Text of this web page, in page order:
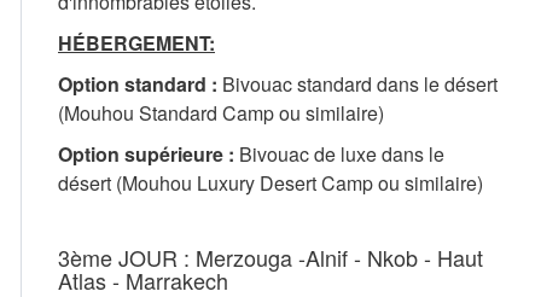
HÉBERGEMENT:
Option standard : Bivouac standard dans le désert
(Mouhou Standard Camp ou similaire)
Option supérieure : Bivouac de luxe dans le
désert (Mouhou Luxury Desert Camp ou similaire)
3ème JOUR : Merzouga -Alnif - Nkob - Haut
Atlas - Marrakech